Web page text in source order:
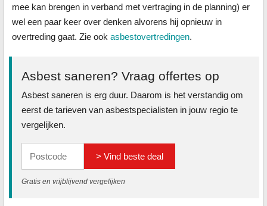
mee kan brengen in verband met vertraging in de planning) er
wel een paar keer over denken alvorens hij opnieuw in
overtreding gaat. Zie ook asbestovertredingen.
Asbest saneren? Vraag offertes op
Asbest saneren is erg duur. Daarom is het verstandig om
eerst de tarieven van asbestspecialisten in jouw regio te
vergelijken.
> Vind beste deal
Gratis en vrijblijvend vergelijken